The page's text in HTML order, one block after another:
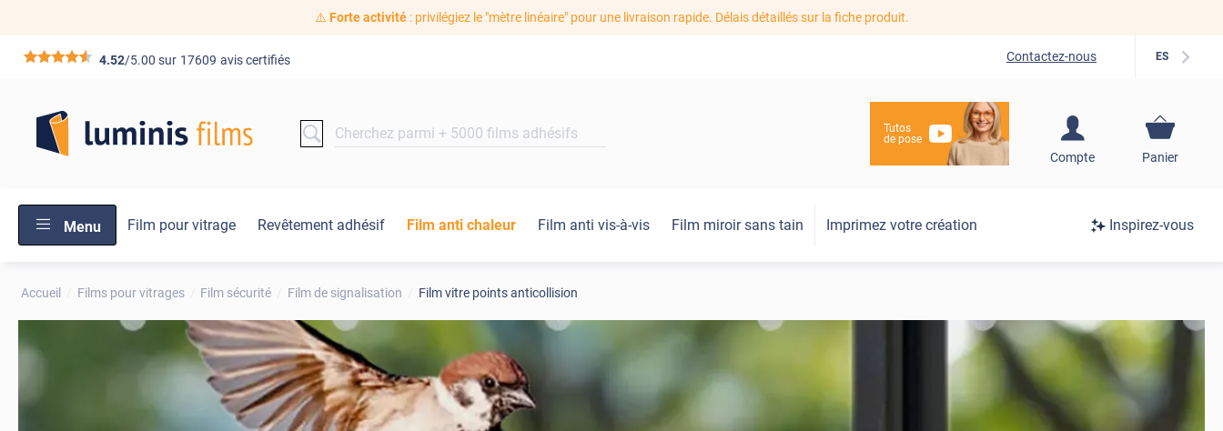
⚠️ Forte activité: privilégiez le "mètre linéaire" pour une livraison rapide. Délais détaillés sur la fiche produit.
*****4.52/5.00 sur 17609 avis certifiés Contactez-nous ES
Tutos
de pose
Compte
S'inscrire / Se
Panier
Menu Film pour vitrage Revêtement adhésif Film anti chaleur Film anti vis-à-vis Film miroir sans tain Imprimez votre création Inspirez-vous
Accueil Films pour vitrages Film sécurité Film de signalisation Film vitre points anticollision